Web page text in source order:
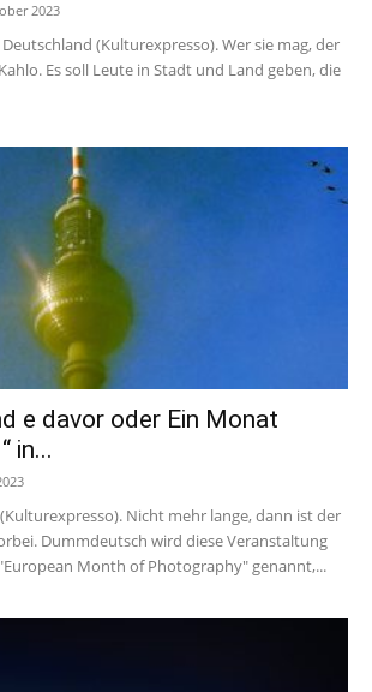
2023
(Kulturexpresso). Wer sie mag, der
Es soll Leute in Stadt und Land geben, die
e davor oder Ein Monat
in...
Nicht mehr lange, dann ist der
Dummdeutsch wird diese Veranstaltung
Month of Photography" genannt,...